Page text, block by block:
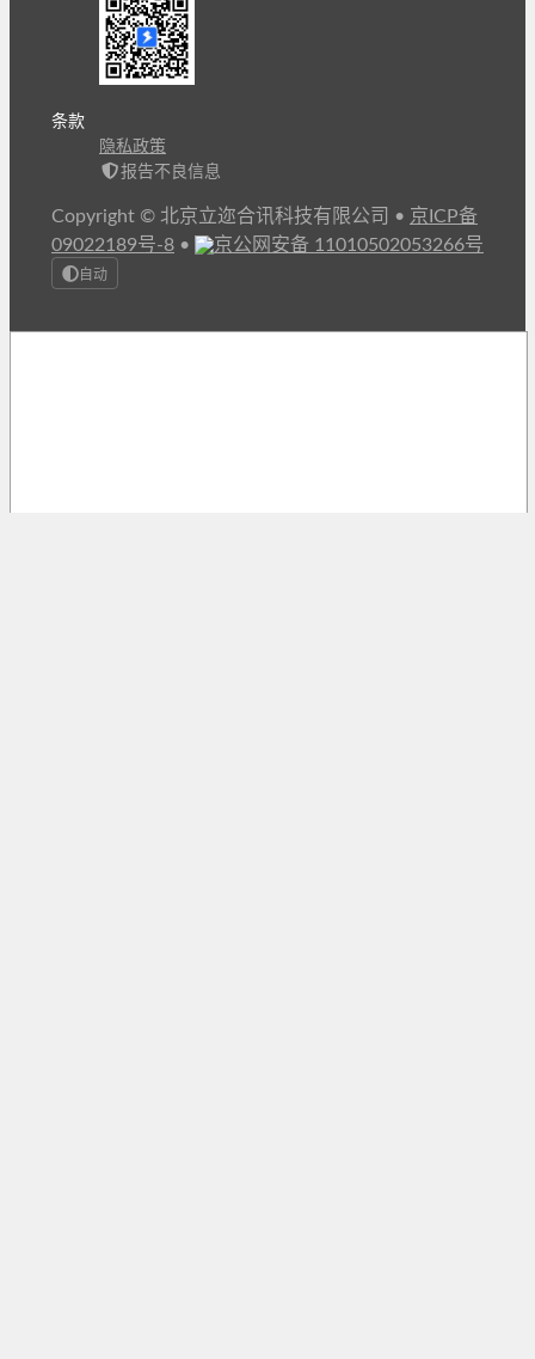
条款
隐私政策
报告不良信息
Copyright © 北京立迩合讯科技有限公司 • 京ICP备
09022189号-8 • 京公网安备 11010502053266号
自动